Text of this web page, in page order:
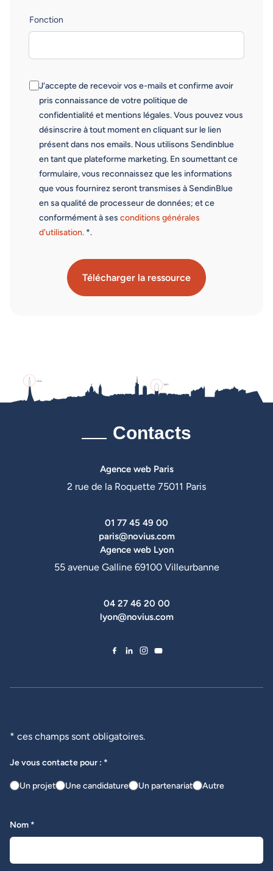
Fonction
J'accepte de recevoir vos e-mails et confirme avoir
pris connaissance de votre politique de
confidentialité et mentions légales. Vous pouvez vous
désinscrire à tout moment en cliquant sur le lien
présent dans nos emails. Nous utilisons Sendinblue
en tant que plateforme marketing. En soumettant ce
formulaire, vous reconnaissez que les informations
que vous fournirez seront transmises à SendinBlue
en sa qualité de processeur de données; et ce
conformément à ses conditions générales
d'utilisation. *.
Télécharger la ressource
Contacts
Agence web Paris
2 rue de la Roquette 75011 Paris
01 77 45 49 00
paris@novius.com
Agence web Lyon
55 avenue Galline 69100 Villeurbanne
04 27 46 20 00
lyon@novius.com
* ces champs sont obligatoires.
Je vous contacte pour : *
Un projet Une candidature Un partenariat Autre
Nom *